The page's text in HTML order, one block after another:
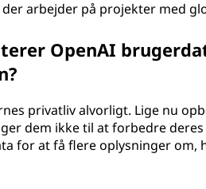
arbejder på projekter med
OpenAI
privatliv alvorligt. Lige nu
dem ikke til at forbedre
for at få flere oplysninger om,